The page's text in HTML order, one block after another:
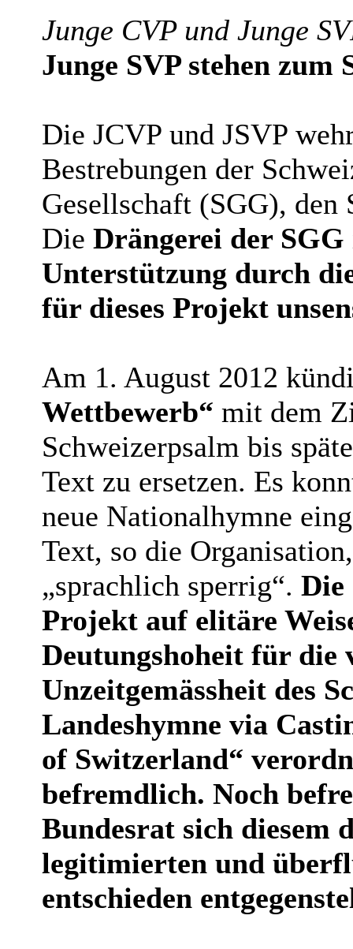
Junge CVP und Junge
Junge SVP stehen zum
Die JCVP und JSVP
Bestrebungen der
Gesellschaft (SGG), den
Die Drängerei der
Unterstützung durch
für dieses Projekt
Am 1. August 2012
Wettbewerb“ mit dem
Schweizerpsalm bis
Text zu ersetzen. Es
neue Nationalhymne
Text, so die
„sprachlich sperrig“. Die
Projekt auf elitäre
Deutungshoheit für die
Unzeitgemässheit des
Landeshymne via
of Switzerland“
befremdlich. Noch
Bundesrat sich diesem
legitimierten und
entschieden